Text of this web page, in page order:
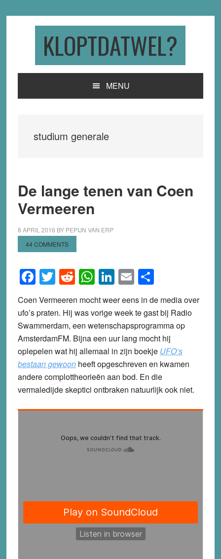
KLOPTDATWEL?
MENU
studium generale
De lange tenen van Coen
Vermeeren
8 APRIL 2016 BY PEPIJN VAN ERP
44 COMMENTS
Facebook
Twitter
Reddit
WhatsApp
LinkedIn
EmailShare
Coen Vermeeren mocht weer eens in de media over
ufo’s praten. Hij was vorige week te gast bij Radio
Swammerdam, een wetenschapsprogramma op
AmsterdamFM. Bijna een uur lang mocht hij
oplepelen wat hij allemaal in zijn boekje UFO’s
bestaan gewoonheeft opgeschreven en kwamen
andere complottheorieën aan bod. En die
vermaledijde skeptici ontbraken natuurlijk ook niet.